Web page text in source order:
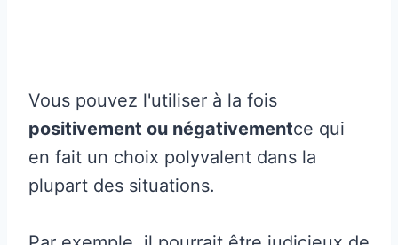
Vous pouvez l'utiliser à la fois
positivement ou négativementce qui
en fait un choix polyvalent dans la
plupart des situations.